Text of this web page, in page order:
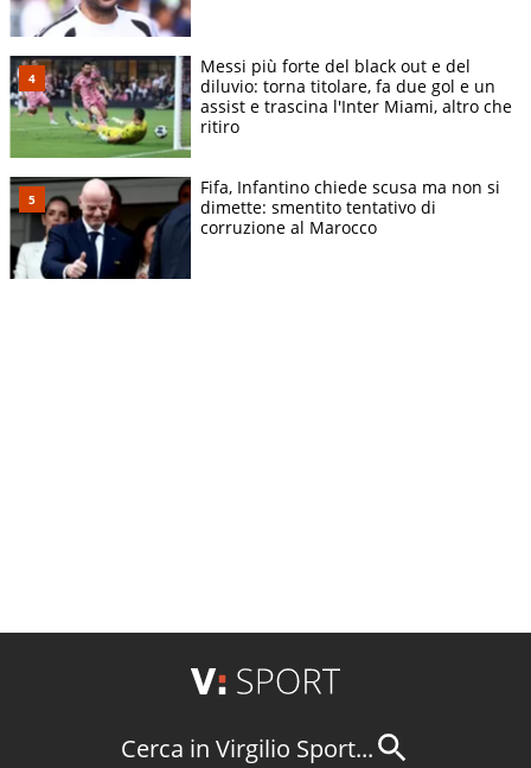
Messi più forte del black out e del
diluvio: torna titolare, fa due gol e un
assist e trascina l'Inter Miami, altro che
ritiro
Fifa, Infantino chiede scusa ma non si
dimette: smentito tentativo di
corruzione al Marocco
Cerca in Virgilio Sport...